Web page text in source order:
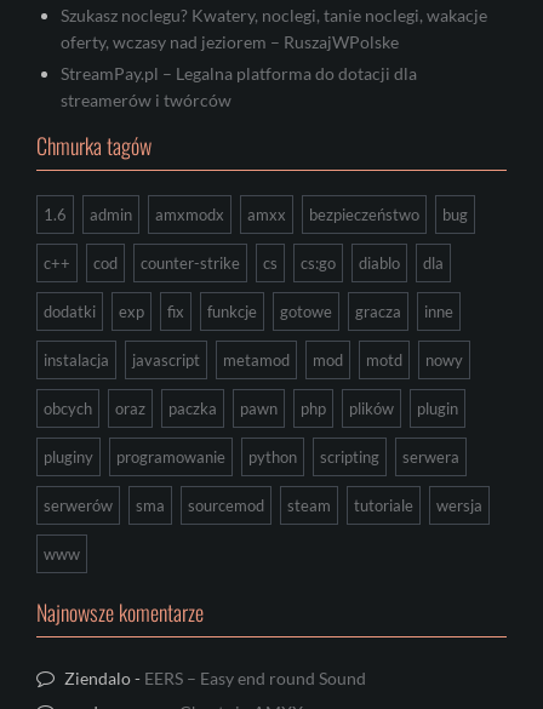
Szukasz noclegu? Kwatery, noclegi, tanie noclegi, wakacje
oferty, wczasy nad jeziorem – RuszajWPolske
StreamPay.pl – Legalna platforma do dotacji dla
streamerów i twórców
Chmurka tagów
1.6 admin amxmodx amxx bezpieczeństwo bug
c++ cod counter-strike cs cs:go diablo dla
dodatki exp fix funkcje gotowe gracza inne
instalacja javascript metamod mod motd nowy
obcych oraz paczka pawn php plików plugin
pluginy programowanie python scripting serwera
serwerów sma sourcemod steam tutoriale wersja
www
Najnowsze komentarze
Ziendalo- EERS – Easy end round Sound